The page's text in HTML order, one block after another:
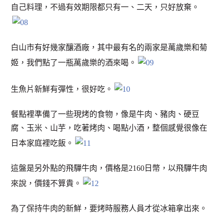
自己料理，不過有效期限都只有一、二天，只好放棄。
白山市有好幾家釀酒廠，其中最有名的兩家是萬歲樂和菊
姬，我們點了一瓶萬歲樂的酒來喝。
生魚片新鮮有彈性，很好吃。
餐點裡準備了一些現烤的食物，像是牛肉、豬肉、硬豆
腐、玉米、山芋，吃著烤肉、喝點小酒，整個感覺很像在
日本家庭裡吃飯。
這盤是另外點的飛驒牛肉，價格是2160日幣，以飛驒牛肉
來說，價錢不算貴。
為了保持牛肉的新鮮，要烤時服務人員才從冰箱拿出來。